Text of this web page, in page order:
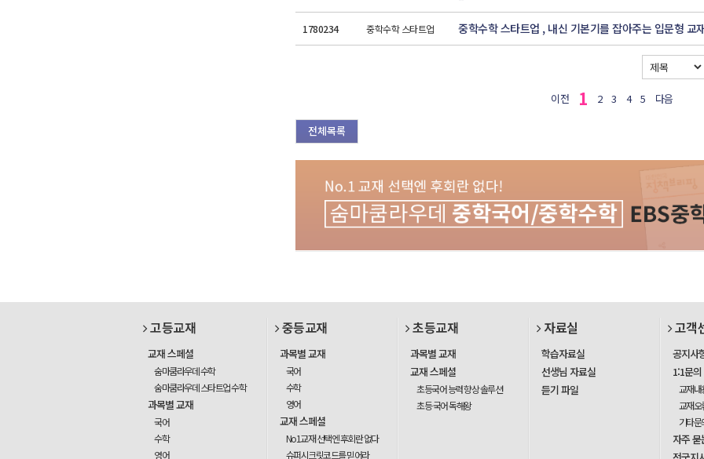
1780234 중학수학 스타트업 중학수학 스타트업 , 내신 기본기를 잡아주는 입문형 교
이전 1 2 3 4 5 다음
전체목록
고등교재
교재 스페셜
숨마쿰라우데 수학
숨마쿰라우데 스타트업 수학
과목별 교재
국어
수학
영어
중등교재
과목별 교재
국어
수학
영어
교재 스페셜
No1교재 선택엔 후회란 없다
슈퍼시크릿코드를 믿어라
초등교재
과목별 교재
교재 스페셜
초등국어 능력 향상 솔루션
초등 국어 독해왕
자료실
학습자료실
선생님 자료실
듣기 파일
고객
공지사
1:1문의
교재내
교재오
기타문
자주